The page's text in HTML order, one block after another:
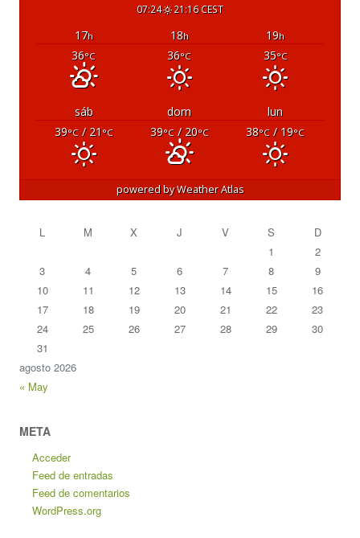
07:24 21:16 CEST
17h 18h 19h
36°C 36°C 35°C
sáb dom
lun
39°C/ 21 °C 39°C/ 20°C 38°C / 19°C
powered byWeather Atlas
agosto 2026
L M X J V S
D
1
2
3
4 5 6 7 8
9
10
11 12 13 14 15
16
17
18 19 20 21 22
23
24
25 26 27 28 29
30
31
« May
META
Acceder
Feed de entradas
Feed de comentarios
WordPress.org